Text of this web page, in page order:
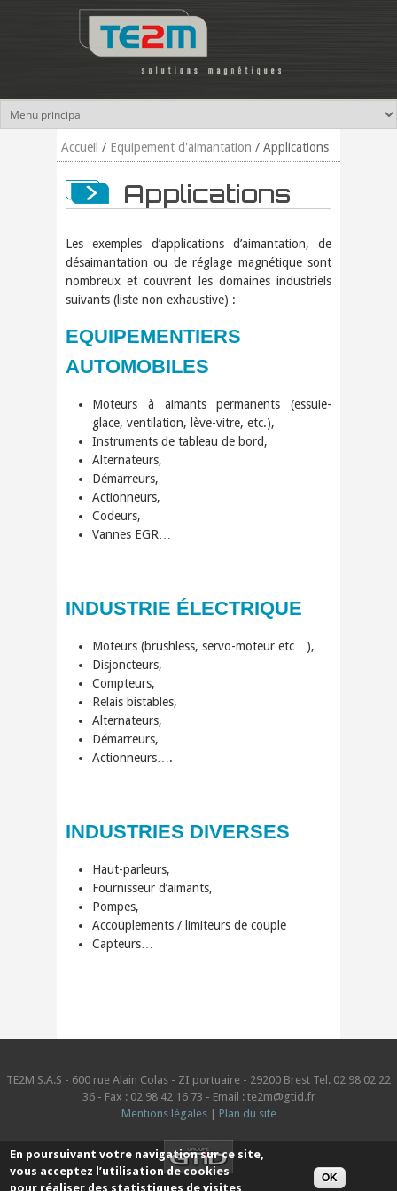
Aller au contenu principal
Accueil / Equipement d'aimantation / Applications
Applications
Les exemples d’applications d’aimantation, de
désaimantation ou de réglage magnétique sont
nombreux et couvrent les domaines industriels
suivants (liste non exhaustive) :
EQUIPEMENTIERS
AUTOMOBILES
Moteurs à aimants permanents (essuie-
glace, ventilation, lève-vitre, etc.),
Instruments de tableau de bord,
Alternateurs,
Démarreurs,
Actionneurs,
Codeurs,
Vannes EGR…
INDUSTRIE ÉLECTRIQUE
Moteurs (brushless, servo-moteur etc…),
Disjoncteurs,
Compteurs,
Relais bistables,
Alternateurs,
Démarreurs,
Actionneurs….
INDUSTRIES DIVERSES
Haut-parleurs,
Fournisseur d’aimants,
Pompes,
Accouplements / limiteurs de couple
Capteurs…
TE2M S.A.S - 600 rue Alain Colas - ZI portuaire - 29200 Brest Tel. 02 98 02 22
36 - Fax : 02 98 42 16 73 - Email : te2m@gtid.fr
Mentions légales| Plan du site
En poursuivant votre navigation sur ce site,
vous acceptez l’utilisation de cookies
pour réaliser des statistiques de visites
OK